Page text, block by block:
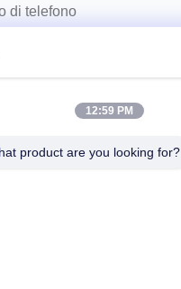
12:59 PM
product are you looking for?